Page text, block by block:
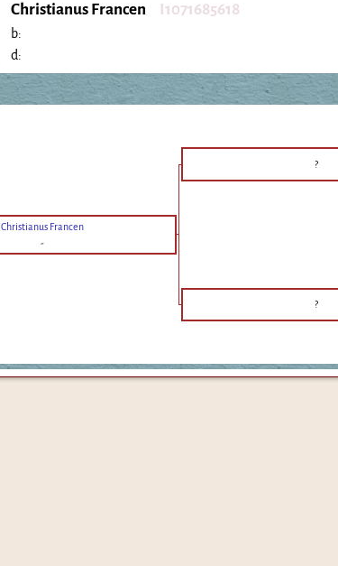
Christianus Francen I1071685618
b:
d:
?
Christianus Francen
-
?